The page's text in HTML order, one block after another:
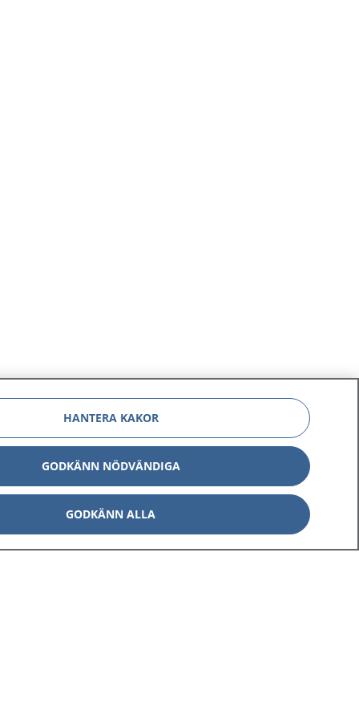
Om 1177
E-tjänster
Aktuellt
Kontakt
Digital tillgänglighet
HANTERA KAKOR
GODKÄNN NÖDVÄNDIGA
GODKÄNN ALLA